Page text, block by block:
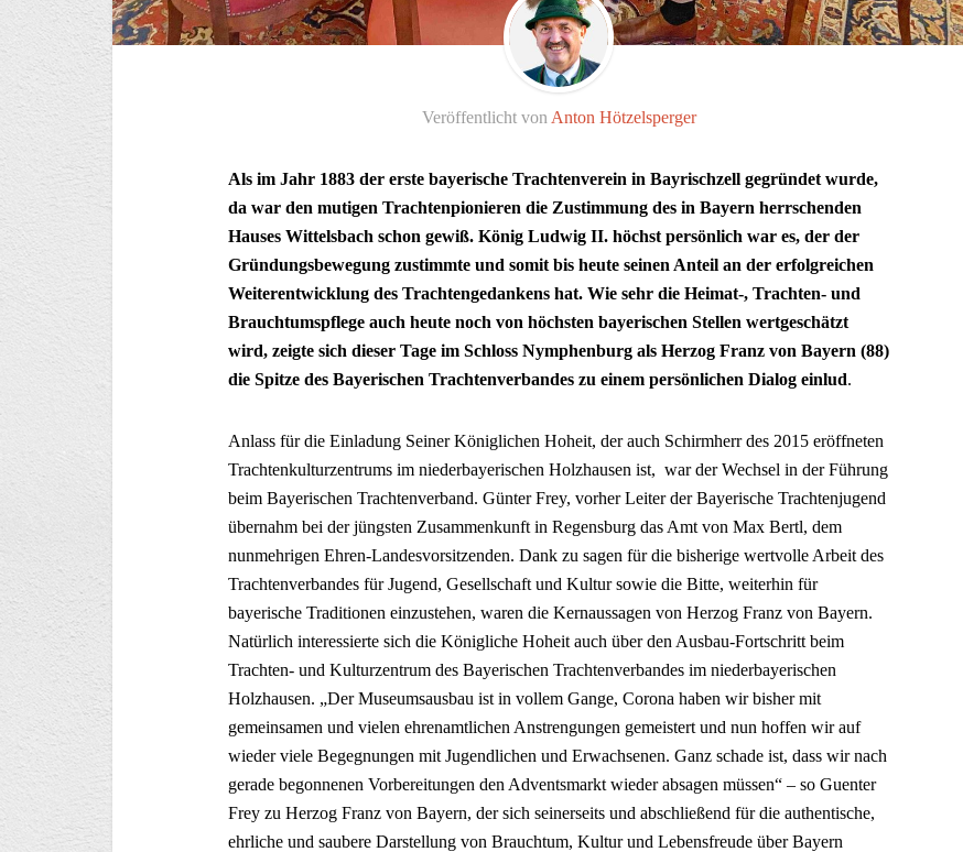
Veröffentlicht von Anton Hötzelsperger
Als im Jahr 1883 der erste bayerische Trachtenverein in Bayrischzell gegründet wurde,
da war den mutigen Trachtenpionieren die Zustimmung des in Bayern herrschenden
Hauses Wittelsbach schon gewiß. König Ludwig II. höchst persönlich war es, der der
Gründungsbewegung zustimmte und somit bis heute seinen Anteil an der erfolgreichen
Weiterentwicklung des Trachtengedankens hat. Wie sehr die Heimat-, Trachten- und
Brauchtumspflege auch heute noch von höchsten bayerischen Stellen wertgeschätzt
wird, zeigte sich dieser Tage im Schloss Nymphenburg als Herzog Franz von Bayern (88)
die Spitze des Bayerischen Trachtenverbandes zu einem persönlichen Dialog einlud.
Anlass für die Einladung Seiner Königlichen Hoheit, der auch Schirmherr des 2015 eröffneten
Trachtenkulturzentrums im niederbayerischen Holzhausen ist, war der Wechsel in der Führung
beim Bayerischen Trachtenverband. Günter Frey, vorher Leiter der Bayerische Trachtenjugend
übernahm bei der jüngsten Zusammenkunft in Regensburg das Amt von Max Bertl, dem
nunmehrigen Ehren-Landesvorsitzenden. Dank zu sagen für die bisherige wertvolle Arbeit des
Trachtenverbandes für Jugend, Gesellschaft und Kultur sowie die Bitte, weiterhin für
bayerische Traditionen einzustehen, waren die Kernaussagen von Herzog Franz von Bayern.
Natürlich interessierte sich die Königliche Hoheit auch über den Ausbau-Fortschritt beim
Trachten- und Kulturzentrum des Bayerischen Trachtenverbandes im niederbayerischen
Holzhausen. „Der Museumsausbau ist in vollem Gange, Corona haben wir bisher mit
gemeinsamen und vielen ehrenamtlichen Anstrengungen gemeistert und nun hoffen wir auf
wieder viele Begegnungen mit Jugendlichen und Erwachsenen. Ganz schade ist, dass wir nach
gerade begonnenen Vorbereitungen den Adventsmarkt wieder absagen müssen“ – so Guenter
Frey zu Herzog Franz von Bayern, der sich seinerseits und abschließend für die authentische,
ehrliche und saubere Darstellung von Brauchtum, Kultur und Lebensfreude über Bayern